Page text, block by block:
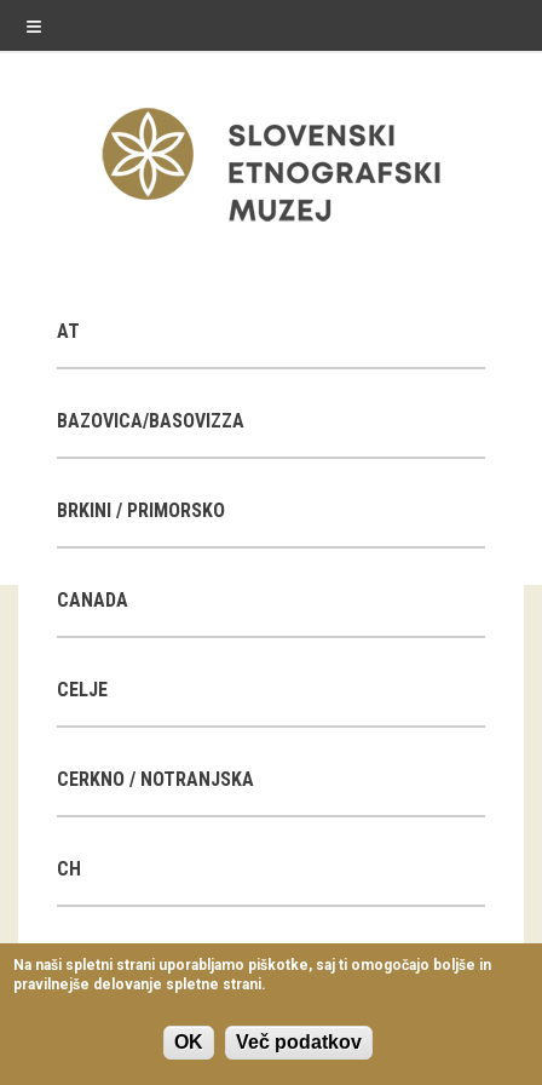
≡
Stalne razstave
Občasne razstave
E-razstave
Arhiv razstav
dogodki
Predavanja
Delavnice
Vodeni ogledi
AT
BAZOVICA/BASOVIZZA
BRKINI / PRIMORSKO
CANADA
CELJE
CERKNO / NOTRANJSKA
CH
CN
Na naši spletni strani uporabljamo piškotke, saj ti omogočajo boljše in
pravilnejše delovanje spletne strani.
OK Več podatkov